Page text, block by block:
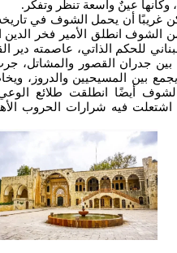
عينٌ واسعة تنظر وتفكّر.
غريبًا أن يحمل الشوف في تاريخه
انطلق الأمير فخر الدين
للحكم الذاتي، عاصمته دير
جدران القصور والمشاتل،
بين المسيحيين والدروز،
أيضًا انطلقت طلائع
اشتعلت فيه شرارات الحروب